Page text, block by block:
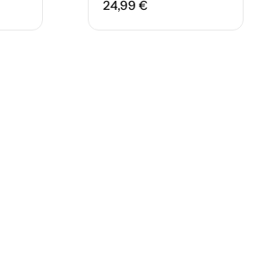
24,99 €